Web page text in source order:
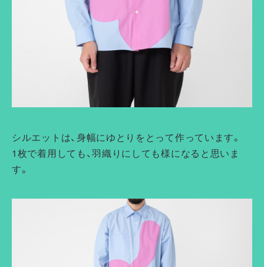
シルエットは、身幅にゆとりをとって作っています。
1枚で着用しても、羽織りにしても様になると思いま
す。